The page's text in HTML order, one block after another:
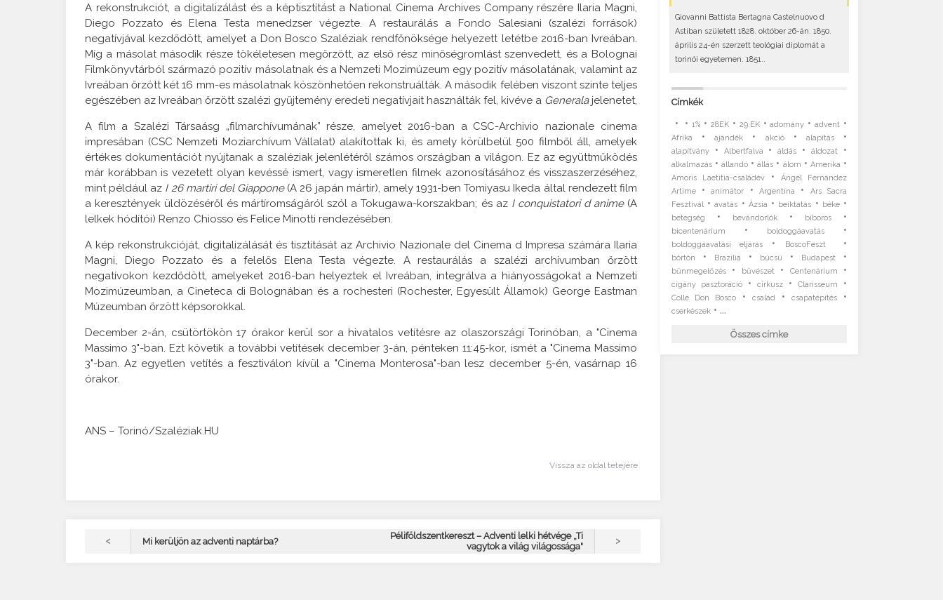
A rekonstrukciót, a digitalizálást és a képtisztítást a National Cinema Archives Company részére Ilaria Magni,
Diego Pozzato és Elena Testa menedzser végezte. A restaurálás a Fondo Salesiani (szalézi források)
negatívjával kezdődött, amelyet a Don Bosco Szaléziak rendfőnöksége helyezett letétbe 2016-ban Ivreában.
Míg a másolat második része tökéletesen megőrzött, az első rész minőségromlást szenvedett, és a Bolognai
Filmkönyvtárból származó pozitív másolatnak és a Nemzeti Mozimúzeum egy pozitív másolatának, valamint az
Ivreában őrzött két 16 mm-es másolatnak köszönhetően rekonstruálták. A második felében viszont szinte teljes
egészében az Ivreában őrzött szalézi gyűjtemény eredeti negatívjait használták fel, kivéve a Generalajelenetet,
A film a Szalézi Társaásg „filmarchívumának” része, amelyet 2016-ban a CSC-Archivio nazionale cinema
impresában (CSC Nemzeti Moziarchívum Vállalat) alakítottak ki, és amely körülbelül 500 filmből áll, amelyek
értékes dokumentációt nyújtanak a szaléziak jelenlétéről számos országban a világon. Ez az együttműködés
már korábban is vezetett olyan kevéssé ismert, vagy ismeretlen filmek azonosításához és visszaszerzéséhez,
mint például az I 26 martiri del Giappone (A 26 japán mártír), amely 1931-ben Tomiyasu Ikeda által rendezett film
a keresztények üldözéséről és mártíromságáról szól a Tokugawa-korszakban; és az I conquistatori d anime (A
lelkek hódítói) Renzo Chiosso és Felice Minotti rendezésében.
A kép rekonstrukcióját, digitalizálását és tisztítását az Archivio Nazionale del Cinema d Impresa számára Ilaria
Magni, Diego Pozzato és a felelős Elena Testa végezte. A restaurálás a szalézi archívumban őrzött
negatívokon kezdődött, amelyeket 2016-ban helyeztek el Ivreában, integrálva a hiányosságokat a Nemzeti
Mozimúzeumban, a Cineteca di Bolognában és a rochesteri (Rochester, Egyesült Államok) George Eastman
Múzeumban őrzött képsorokkal.
December 2-án, csütörtökön 17 órakor kerül sor a hivatalos vetítésre az olaszországi Torinóban, a "Cinema
Massimo 3"-ban. Ezt követik a további vetítések december 3-án, pénteken 11:45-kor, ismét a "Cinema Massimo
3"-ban. Az egyetlen vetítés a fesztiválon kívül a "Cinema Monterosa"-ban lesz december 5-én, vasárnap 16
órakor.
ANS – Torinó/Szaléziak.HU
Vissza az oldal tetejére
Giovanni Battista Bertagna Castelnuovo d
Astiban született 1828. október 26-án. 1850.
április 24-én szerzett teológiai diplomát a
torinói egyetemen. 1851..
Címkék
• •1% • 28EK • 29.EK•adomány •advent •
Afrika •ajándék • akció• alapítás•
alapítvány• Albertfalva •áldás •áldozat •
alkalmazás•állandó •állás • álom • Amerika •
Amoris Laetitia-családév•
Ángel Fernández
Artime•animátor •Argentína •
Ars Sacra
Fesztivál•avatás • Ázsia • beiktatás • béke•
betegség • bevándorlók• bíboros •
bicentenárium • boldoggáavatás•
boldoggáavatási eljárás • BoscoFeszt •
börtön • Brazília • búcsú • Budapest •
bűnmegelőzés• bűvészet• Centenárium •
cigány pasztoráció• cirkusz•Clarisseum •
Colle Don Bosco• család •csapatépítés •
cserkészek• ...
Összes címke
< Mi kerüljön az adventi naptárba?
Péliföldszentkereszt – Adventi lelki hétvége „Ti
vagytok a világ világossága"
>